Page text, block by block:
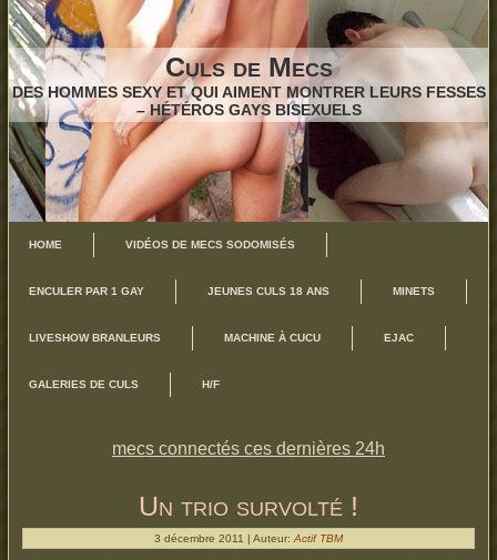
Culs de Mecs
DES HOMMES SEXY ET QUI AIMENT MONTRER LEURS FESSES
– HÉTÉROS GAYS BISEXUELS
HOME VIDÉOS DE MECS SODOMISÉS
ENCULER PAR 1 GAY JEUNES CULS 18 ANS MINETS
LIVESHOW BRANLEURS MACHINE À CUCU EJAC
GALERIES DE CULS H/F
mecs connectés ces dernières 24h
Un trio survolté !
3 décembre 2011 | Auteur: Actif TBM